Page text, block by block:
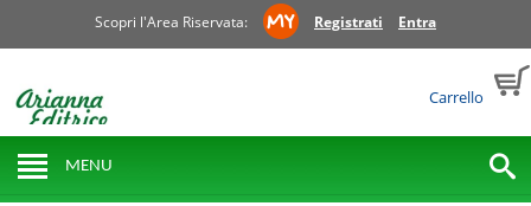
Scopri l'Area Riservata: Registrati Entra
Carrello
MENU